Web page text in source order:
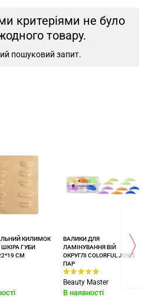
критеріями не було
товару.
пошуковий запит.
КИЛИМОК
ГУБИ
СМ
ВАЛИКИ ДЛЯ
ЛАМІНУВАННЯ ВІЙ
ОКРУГЛІ COLORFUL JOY, 5
ПАР
Beauty Master
В наявності